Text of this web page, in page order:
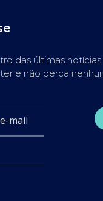
das últimas
e não perca